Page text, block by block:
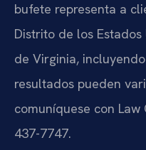
bufete representa a
Distrito de los
de Virginia,
resultados pueden
comuníquese con Law
437-7747.